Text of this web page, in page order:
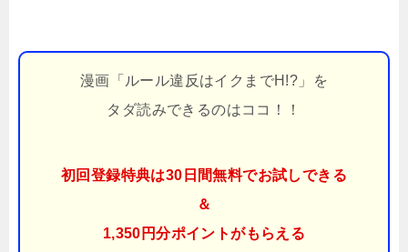
漫画「ルール違反はイクまでH!?」を
タダ読みできるのはココ！！
初回登録特典は30日間無料でお試しできる
＆
1,350円分ポイントがもらえる